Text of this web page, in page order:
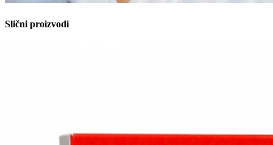
Slični proizvodi